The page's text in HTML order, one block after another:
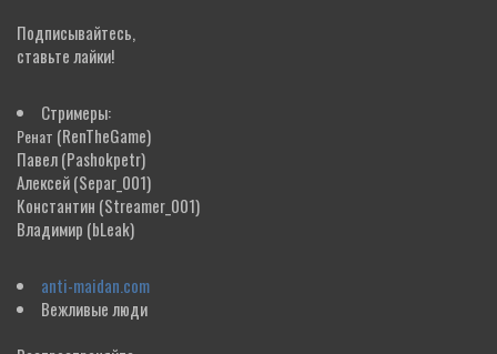
Подписывайтесь,
ставьте лайки!
Стримеры:
Ренат (RenTheGame)
Павел(Pashokpetr)
Алексей(Separ_001)
Константин (Streamer_001)
Владимир (bLeak)
anti-maidan.com
Вежливые люди